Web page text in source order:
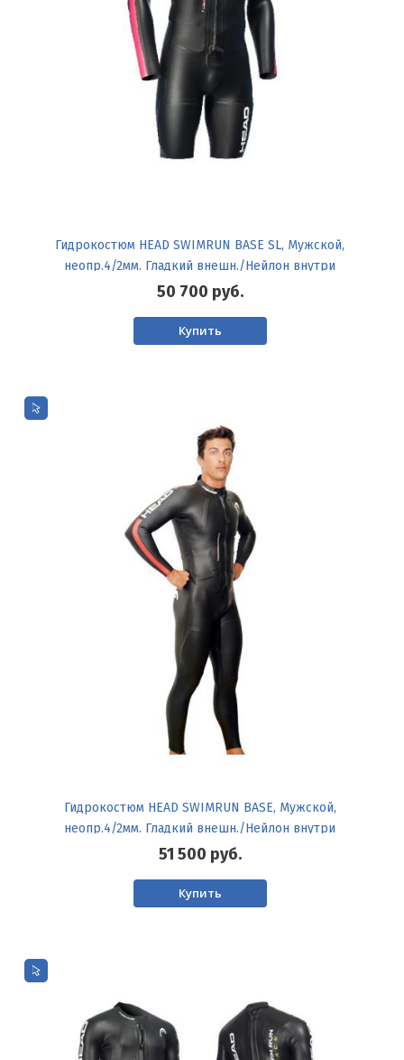
Гидрокостюм HEAD SWIMRUN BASE SL, Мужской,
неопр.4/2мм. Гладкий внешн./Нейлон внутри
50 700 руб.
Купить
Гидрокостюм HEAD SWIMRUN BASE, Мужской,
неопр.4/2мм. Гладкий внешн./Нейлон внутри
51 500 руб.
Купить